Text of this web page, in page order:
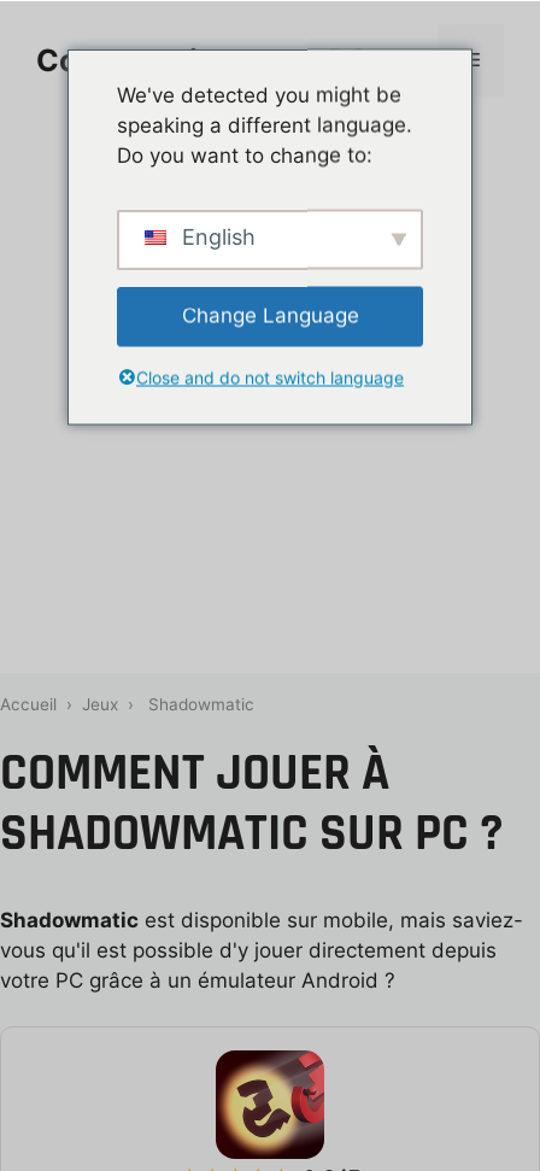
contenuComment jouer sur PC Menu
Accueil › Jeux › Shadowmatic
COMMENT JOUER À
SHADOWMATIC SUR PC ?
Shadowmatic est disponible sur mobile, mais saviez-
vous qu'il est possible d'y jouer directement depuis
votre PC grâce à un émulateur Android ?
We've detected you might be
speaking a different language.
Do you want to change to:
English
Change Language
Close and do not switch language